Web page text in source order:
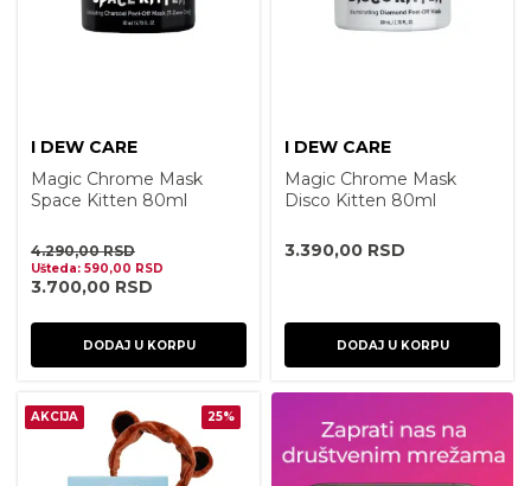
I DEW CARE
Magic Chrome Mask
Space Kitten 80ml
4.290,00RSD
Ušteda: 590,00 RSD
3.700,00 RSD
DODAJ U KORPU
I DEW CARE
Magic Chrome Mask
Disco Kitten 80ml
3.390,00 RSD
DODAJ U KORPU
AKCIJA 25%